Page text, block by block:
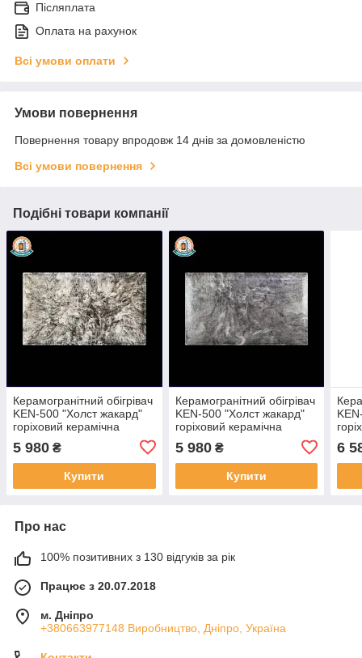
Післяплата
Оплата на рахунок
Всі умови оплати
Умови повернення
Повернення товару впродовж 14 днів за домовленістю
Всі умови повернення
Подібні товари компанії
Керамогранітний обігрівач
KEN-500 "Холст жакард"
горіховий керамічна
5 980 ₴
Купити
Керамогранітний обігрівач
KEN-500 "Холст жакард"
горіховий керамічна
5 980₴
Купити
6
Про нас
100% позитивних з 130 відгуків за рік
Працює з 20.07.2018
м. Дніпро
+380663977148 Виробництво, Дніпро, Україна